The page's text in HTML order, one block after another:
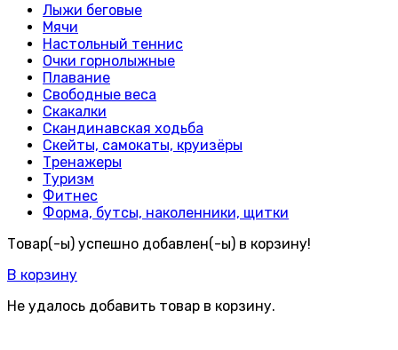
Лыжи беговые
Мячи
Настольный теннис
Очки горнолыжные
Плавание
Свободные веса
Скакалки
Скандинавская ходьба
Скейты, самокаты, круизёры
Тренажеры
Туризм
Фитнес
Форма, бутсы, наколенники, щитки
Товар(-ы) успешно добавлен(-ы) в корзину!
В корзину
Не удалось добавить товар в корзину.